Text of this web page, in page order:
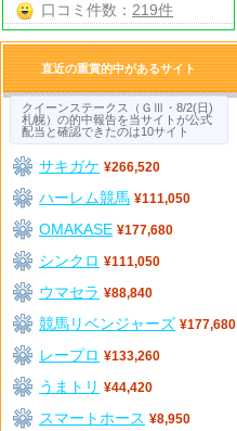
口コミ件数： 219件
直近の重賞的中があるサイト
クイーンステークス（ＧⅢ・8/2(日)
札幌）の的中報告を当サイトが公式
配当と確認できたのは10サイト
サキガケ ¥266,520
ハーレム競馬 ¥111,050
OMAKASE ¥177,680
シンクロ ¥111,050
ウマセラ ¥88,840
競馬リベンジャーズ ¥177,680
レープロ ¥133,260
うまトリ ¥44,420
スマートホース ¥8,950